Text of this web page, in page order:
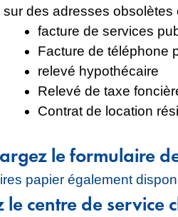
sur des adresses obsolètes
facture de services
Facture de téléphone
relevé hypothécaire
Relevé de taxe
Contrat de location
le formulaire
papier également
le centre de service